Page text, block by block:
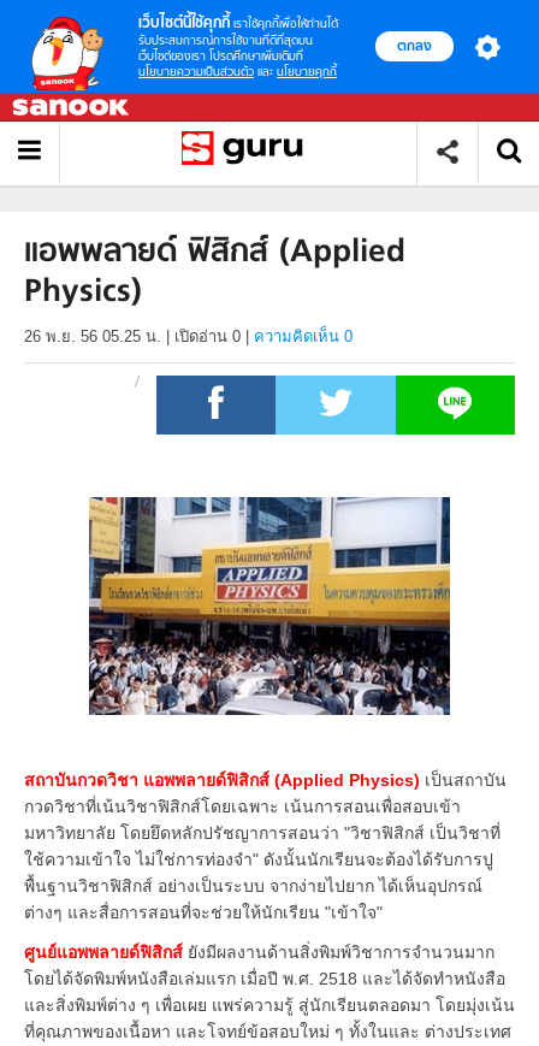
เว็บไซต์นี้ใช้คุกกี้ เราใช้คุกกี้เพื่อให้ท่านได้
รับประสบการณ์การใช้งานที่ดีที่สุดบน
เว็บไซต์ของเรา โปรดศึกษาเพิ่มเติมที่
นโยบายความเป็นส่วนตัว และ นโยบายคุกกี้
ตกลง
แอพพลายด์ ฟิสิกส์ (Applied
Physics)
26 พ.ย. 56 05.25 น. เปิดอ่าน 0 ความคิดเห็น 0
สถาบันกวดวิชา แอพพลายด์ฟิสิกส์ (Applied Physics) เป็นสถาบัน
กวดวิชาที่เน้นวิชาฟิสิกส์โดยเฉพาะ เน้นการสอนเพื่อสอบเข้า
มหาวิทยาลัย โดยยึดหลักปรัชญาการสอนว่า "วิชาฟิสิกส์ เป็นวิชาที่
ใช้ความเข้าใจ ไม่ใช่การท่องจำ" ดังนั้นนักเรียนจะต้องได้รับการปู
พื้นฐานวิชาฟิสิกส์ อย่างเป็นระบบ จากง่ายไปยาก ได้เห็นอุปกรณ์
ต่างๆ และสื่อการสอนที่จะช่วยให้นักเรียน "เข้าใจ"
ศูนย์แอพพลายด์ฟิสิกส์ ยังมีผลงานด้านสิ่งพิมพ์วิชาการจำนวนมาก
โดยได้จัดพิมพ์หนังสือเล่มแรก เมื่อปี พ.ศ. 2518 และได้จัดทำหนังสือ
และสิ่งพิมพ์ต่าง ๆ เพื่อเผย แพร่ความรู้ สู่นักเรียนตลอดมา โดยมุ่งเน้น
ที่คุณภาพของเนื้อหา และโจทย์ข้อสอบใหม่ ๆ ทั้งในและ ต่างประเทศ